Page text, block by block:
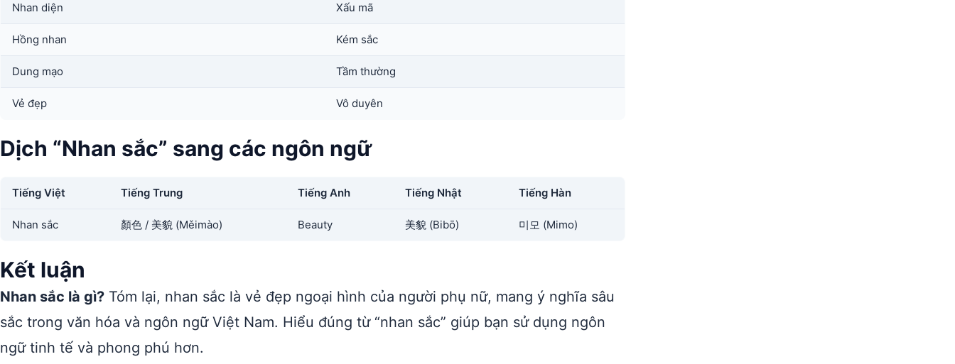
Nhan diện Xấu mã
Hồng nhan Kém sắc
Dung mạo Tầm thường
Vẻ đẹp Vô duyên
Dịch “Nhan sắc” sang các ngôn ngữ
Tiếng Việt Tiếng Trung Tiếng Anh Tiếng Nhật Tiếng Hàn
Nhan sắc 顏色 / 美貌 (Měimào) Beauty 美貌 (Bibō) 미모 (Mimo)
Kết luận
Nhan sắc là gì? Tóm lại, nhan sắc là vẻ đẹp ngoại hình của người phụ nữ, mang ý nghĩa sâu
sắc trong văn hóa và ngôn ngữ Việt Nam. Hiểu đúng từ “nhan sắc” giúp bạn sử dụng ngôn
ngữ tinh tế và phong phú hơn.